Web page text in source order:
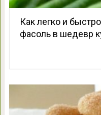
Как легко и
фасоль в шедевр